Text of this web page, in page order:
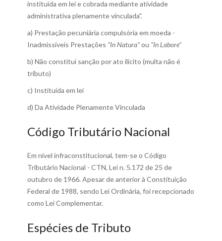
instituída em lei e cobrada mediante atividade
administrativa plenamente vinculada".
a) Prestação pecuniária compulsória em moeda -
Inadmissíveis Prestações "In Natura"ou "In Labore"
b) Não constitui sanção por ato ilícito (multa não é
tributo)
c) Instituída em lei
d) Da Atividade Plenamente Vinculada
Código Tributário Nacional
Em nível infraconstitucional, tem-se o Código
Tributário Nacional - CTN, Lei n. 5.172 de 25 de
outubro de 1966. Apesar de anterior à Constituição
Federal de 1988, sendo Lei Ordinária, foi recepcionado
como Lei Complementar.
Espécies de Tributo